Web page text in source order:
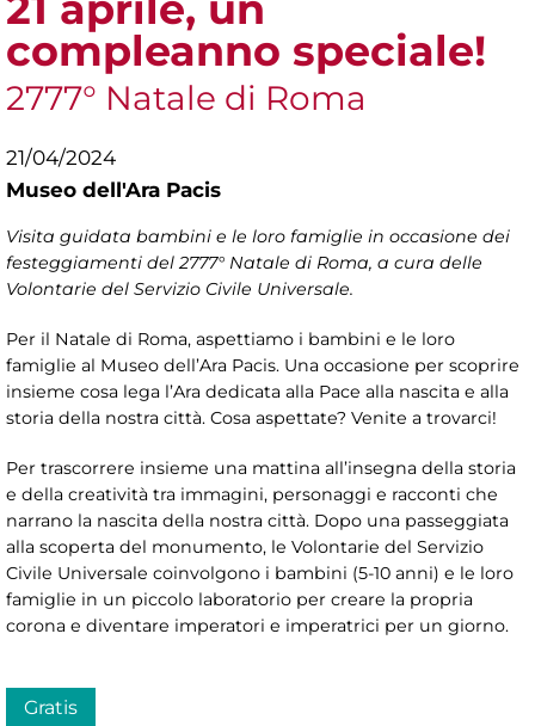
compleanno speciale!
2777° Natale di Roma
21/04/2024
Museo dell'Ara Pacis
Visita guidata bambini e le loro famiglie in occasione dei
festeggiamenti del 2777° Natale di Roma, a cura delle
Volontarie del Servizio Civile Universale.
Per il Natale di Roma, aspettiamo i bambini e le loro
famiglie al Museo dell’Ara Pacis. Una occasione per scoprire
insieme cosa lega l’Ara dedicata alla Pace alla nascita e alla
storia della nostra città. Cosa aspettate? Venite a trovarci!
Per trascorrere insieme una mattina all’insegna della storia
e della creatività tra immagini, personaggi e racconti che
narrano la nascita della nostra città. Dopo una passeggiata
alla scoperta del monumento, le Volontarie del Servizio
Civile Universale coinvolgono i bambini (5-10 anni) e le loro
famiglie in un piccolo laboratorio per creare la propria
corona e diventare imperatori e imperatrici per un giorno.
Gratis